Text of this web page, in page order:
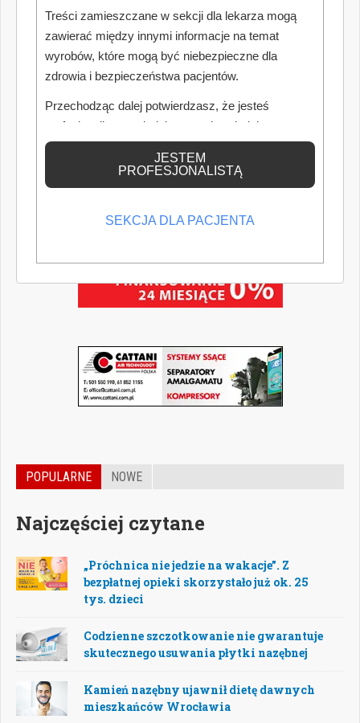
POPULARNE NOWE
Najczęściej czytane
„Próchnica nie jedzie na wakacje”. Z
bezpłatnej opieki skorzystało już ok. 25
tys. dzieci
Codzienne szczotkowanie nie gwarantuje
skutecznego usuwania płytki nazębnej
Kamień nazębny ujawnił dietę dawnych
mieszkańców Wrocławia
Treści zamieszczane w sekcji dla lekarza mogą
zawierać między innymi informacje na temat
wyrobów, które mogą być niebezpieczne dla
zdrowia i bezpieczeństwa pacjentów.
Przechodząc dalej potwierdzasz, że jesteś
profesjonalistą posiadającym odpowiednią
wiedzę medyczną.
JESTEM
PROFESJONALISTĄ
SEKCJA DLA PACJENTA